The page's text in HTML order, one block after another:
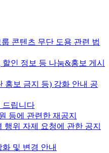
콘텐츠 무단 도용 관련 법
인 정보 등 나눔&홍보 게시
홍보 금지 등) 강화 안내 공
드립니다
등에 관련한 재공지
위 자제 요청에 관한 공지
및 변경 안내